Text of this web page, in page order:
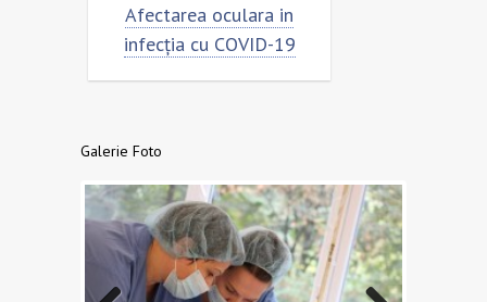
Afectarea oculara in
infecția cu COVID-19
Galerie Foto